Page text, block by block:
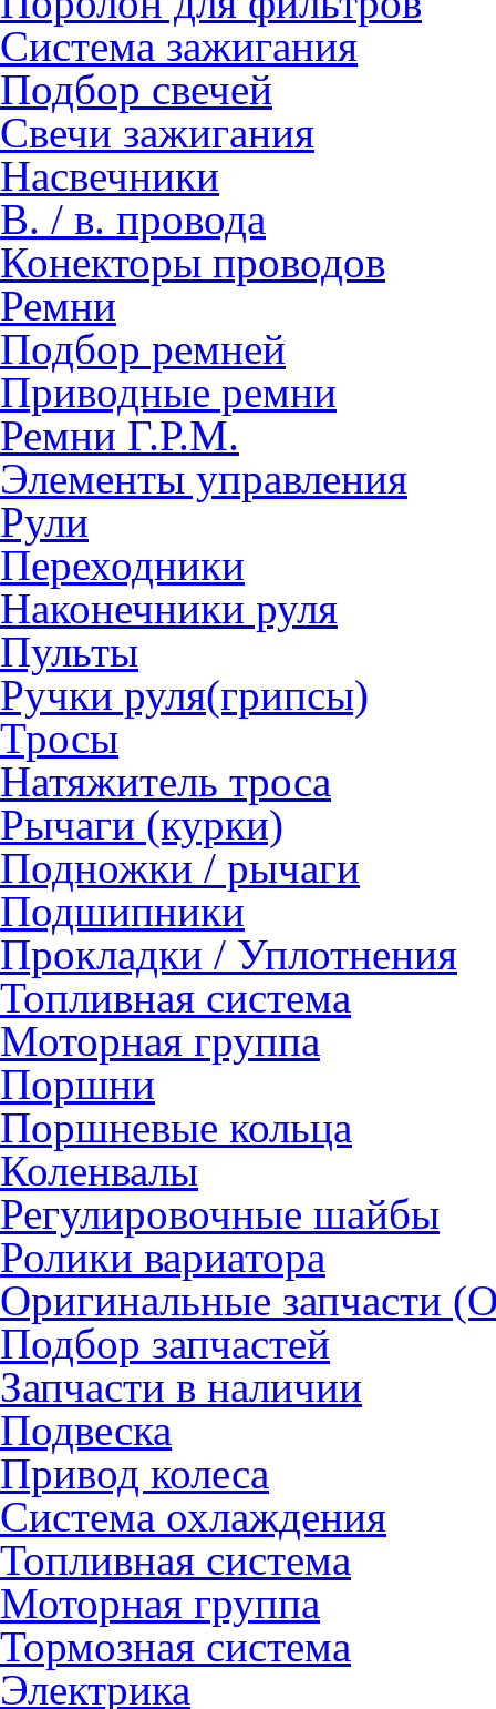
Система зажигания
Подбор свечей
Свечи зажигания
Насвечники
В. / в. провода
Конекторы проводов
Ремни
Подбор ремней
Приводные ремни
Ремни Г.Р.М.
Элементы управления
Рули
Переходники
Наконечники руля
Пульты
Ручки руля(грипсы)
Тросы
Натяжитель троса
Рычаги (курки)
Подножки / рычаги
Подшипники
Прокладки / Уплотнения
Топливная система
Моторная группа
Поршни
Поршневые кольца
Коленвалы
Регулировочные шайбы
Ролики вариатора
Оригинальные запчасти
Подбор запчастей
Запчасти в наличии
Подвеска
Привод колеса
Система охлаждения
Топливная система
Моторная группа
Тормозная система
Электрика